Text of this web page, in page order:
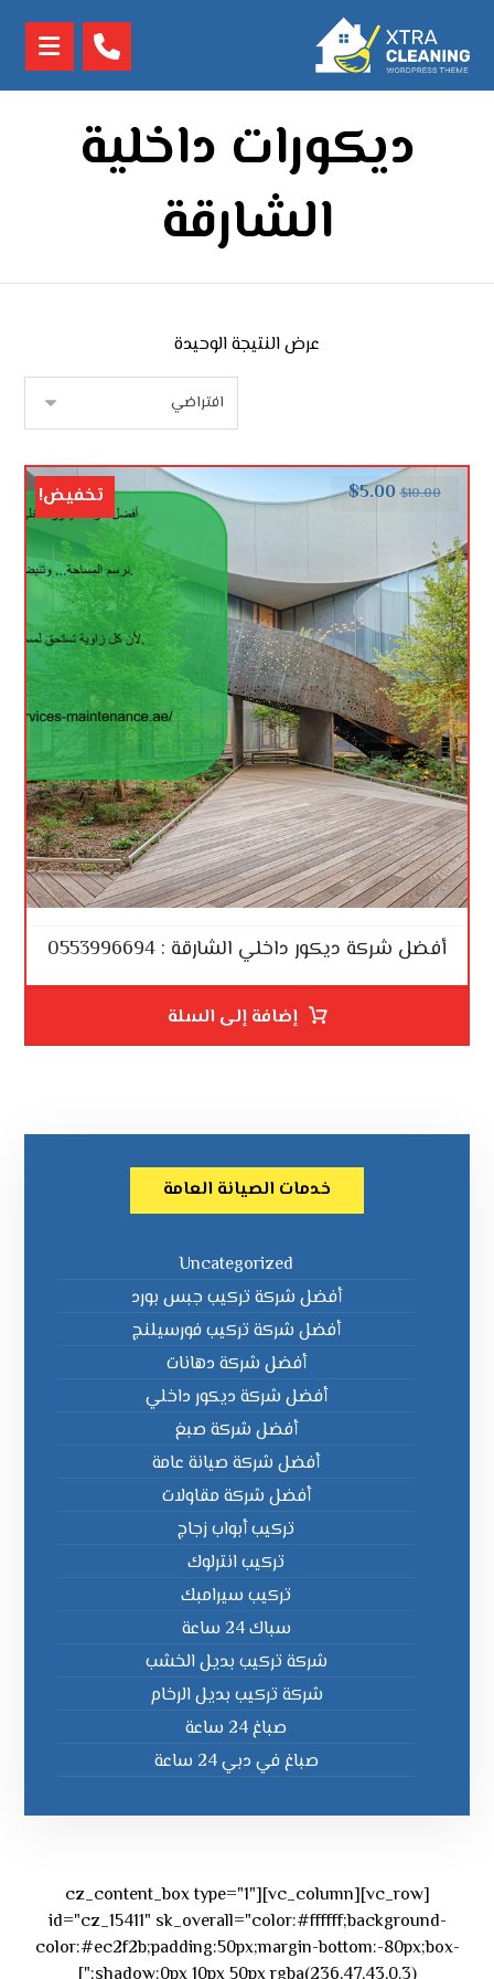
ديكورات داخلية
الشارقة
عرض النتيجة الوحيدة
أفضل شركة ديكور داخلي الشارقة : 0553996694
$10.00
$5.00 تخفيض!
إضافة إلى السلة
خدمات الصيانة العامة
Uncategorized
أفضل شركة تركيب جبس بورد
أفضل شركة تركيب فورسيلنج
أفضل شركة دهانات
أفضل شركة ديكور داخلي
أفضل شركة صبغ
أفضل شركة صيانة عامة
أفضل شركة مقاولات
تركيب أبواب زجاج
تركيب انترلوك
تركيب سيرامبك
سباك 24 ساعة
شركة تركيب بديل الخشب
شركة تركيب بديل الرخام
صباغ 24 ساعة
صباغ في دبي 24 ساعة
[vc_row][vc_column][cz_content_box type="1"
id="cz_15411" sk_overall="color:#ffffff;background-
color:#ec2f2b;padding:50px;margin-bottom:-80px;box-